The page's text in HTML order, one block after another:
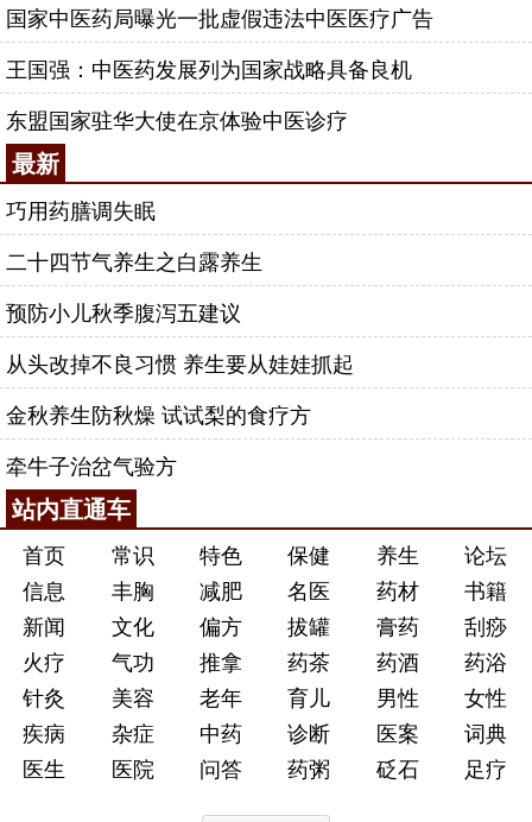
国家中医药局曝光一批虚假违法中医医疗广告
王国强：中医药发展列为国家战略具备良机
东盟国家驻华大使在京体验中医诊疗
最新
巧用药膳调失眠
二十四节气养生之白露养生
预防小儿秋季腹泻五建议
从头改掉不良习惯 养生要从娃娃抓起
金秋养生防秋燥 试试梨的食疗方
牵牛子治岔气验方
站内直通车
首页 常识 特色 保健 养生
论坛
信息
丰胸 减肥 名医 药材
书籍
新闻
文化 偏方 拔罐 膏药
刮痧
火疗
气功 推拿 药茶 药酒
药浴
针灸
美容 老年 育儿 男性
女性
疾病
杂症 中药 诊断 医案
词典
医生
医院 问答 药粥 砭石 足疗